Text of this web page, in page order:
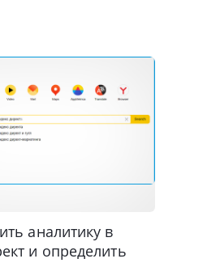
аналитику в
и определить